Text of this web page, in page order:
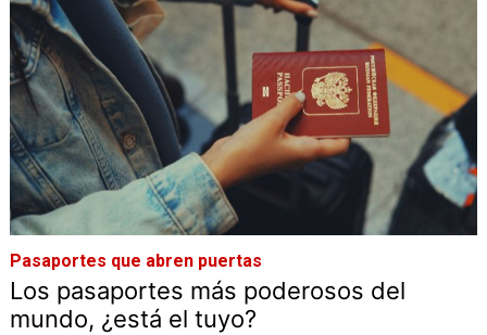
Pasaportes que abren puertas
Los pasaportes más poderosos del
mundo, ¿está el tuyo?